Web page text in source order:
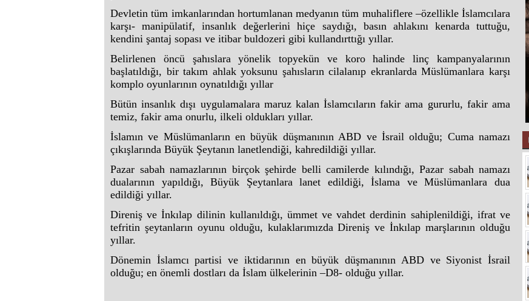
Devletin tüm imkanlarından hortumlanan medyanın tüm muhaliflere –özellikle İslamcılara
karşı- manipülatif, insanlık değerlerini hiçe saydığı, basın ahlakını kenarda tuttuğu,
kendini şantaj sopası ve itibar buldozeri gibi kullandırttığı yıllar.
Belirlenen öncü şahıslara yönelik topyekün ve koro halinde linç kampanyalarının
başlatıldığı, bir takım ahlak yoksunu şahısların cilalanıp ekranlarda Müslümanlara karşı
komplo oyunlarının oynatıldığı yıllar
Bütün insanlık dışı uygulamalara maruz kalan İslamcıların fakir ama gururlu, fakir ama
temiz, fakir ama onurlu, ilkeli oldukları yıllar.
İslamın ve Müslümanların en büyük düşmanının ABD ve İsrail olduğu; Cuma namazı
çıkışlarında Büyük Şeytanın lanetlendiği, kahredildiği yıllar.
Pazar sabah namazlarının birçok şehirde belli camilerde kılındığı, Pazar sabah namazı
dualarının yapıldığı, Büyük Şeytanlara lanet edildiği, İslama ve Müslümanlara dua
edildiği yıllar.
Direniş ve İnkılap dilinin kullanıldığı, ümmet ve vahdet derdinin sahiplenildiği, ifrat ve
tefritin şeytanların oyunu olduğu, kulaklarımızda Direniş ve İnkılap marşlarının olduğu
yıllar.
Dönemin İslamcı partisi ve iktidarının en büyük düşmanının ABD ve Siyonist İsrail
olduğu; en önemli dostları da İslam ülkelerinin –D8- olduğu yıllar.